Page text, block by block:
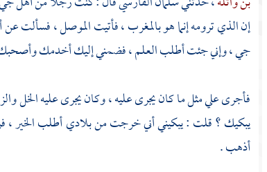
إن الذي ترومه إنما هو بالمغرب ، فأتيت الموصل ،
جي، وإني جئت أطلب العلم ، فضمني إليك أخدمك وأصحبك
فأجرى علي مثل ما كان يجرى عليه ، وكان يجرى عليه الخل
يبكيك ؟ قلت : يبكيني أني خرجت من بلادي أطلب الخير ،
أذهب .